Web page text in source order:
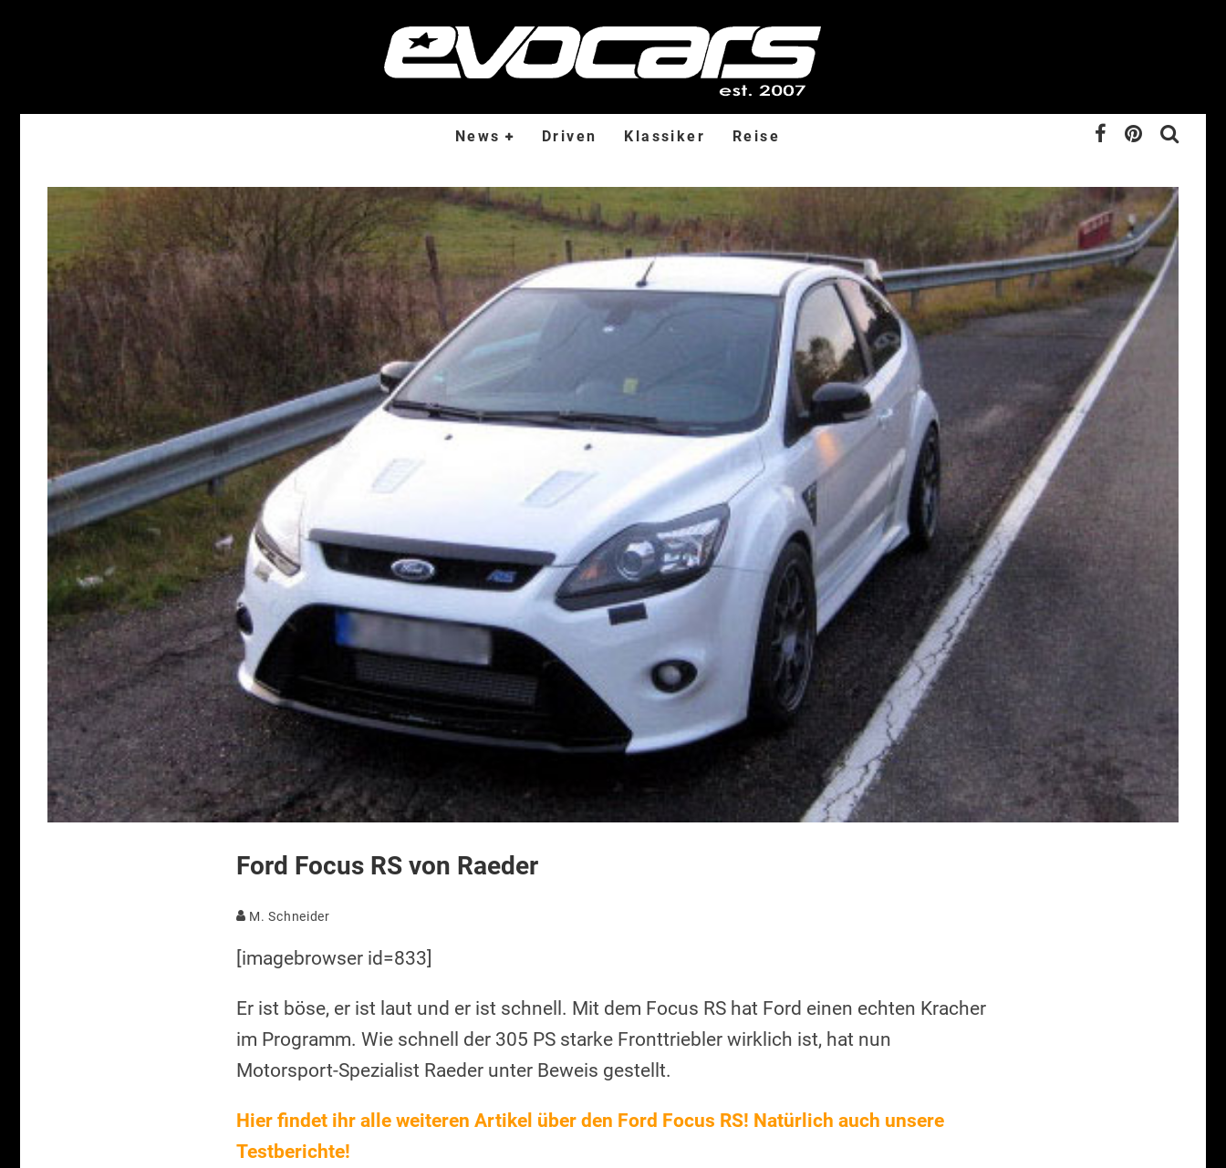
News Driven Klassiker Reise
Ford Focus RS von Raeder
M. Schneider
[imagebrowser id=833]
Er ist böse, er ist laut und er ist schnell. Mit dem Focus RS hat Ford einen echten Kracher
im Programm. Wie schnell der 305 PS starke Fronttriebler wirklich ist, hat nun
Motorsport-Spezialist Raeder unter Beweis gestellt.
Hier findet ihr alle weiteren Artikel über den Ford Focus RS! Natürlich auch unsere
Testberichte!